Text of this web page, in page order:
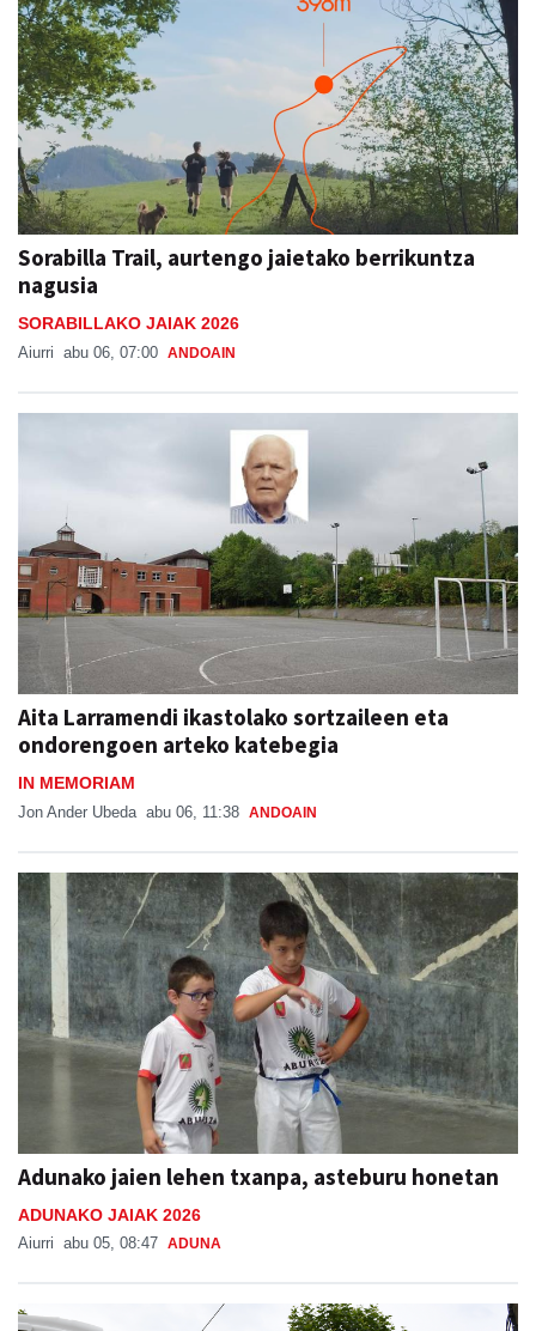
Sorabilla Trail, aurtengo jaietako berrikuntza
nagusia
SORABILLAKO JAIAK 2026
Aiurri abu 06, 07:00 ANDOAIN
Aita Larramendi ikastolako sortzaileen eta
ondorengoen arteko katebegia
IN MEMORIAM
Jon Ander Ubeda abu 06, 11:38 ANDOAIN
Adunako jaien lehen txanpa, asteburu honetan
ADUNAKO JAIAK 2026
Aiurri abu 05, 08:47 ADUNA